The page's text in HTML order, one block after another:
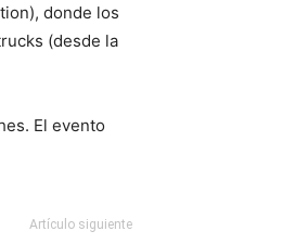
donde los
(desde la
El evento
Artículo siguiente